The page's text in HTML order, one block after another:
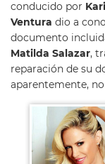
conducido por
Ventura dio a
documento
Matilda Salazar,
reparación de su
aparentemente,